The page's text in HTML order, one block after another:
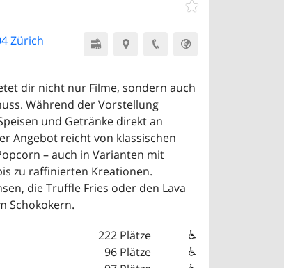
Zürich
dir nicht nur Filme, sondern auch
Während der Vorstellung
und Getränke direkt an
Angebot reicht von klassischen
– auch in Varianten mit
zu raffinierten Kreationen.
die Truffle Fries oder den Lava
Schokokern.
222 Plätze
96 Plätze